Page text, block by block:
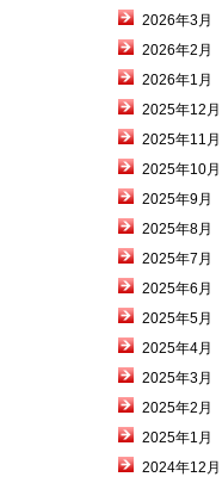
2026年3月
2026年2月
2026年1月
2025年12月
2025年11月
2025年10月
2025年9月
2025年8月
2025年7月
2025年6月
2025年5月
2025年4月
2025年3月
2025年2月
2025年1月
2024年12月